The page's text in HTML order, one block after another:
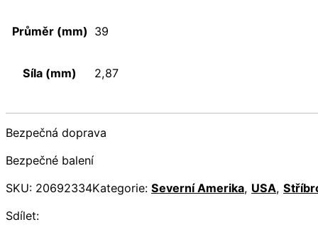
Průměr (mm) 39
Síla (mm) 2,87
Bezpečná doprava
Bezpečné balení
SKU: 20692334Kategorie: Severní Amerika, USA,
Sdílet: